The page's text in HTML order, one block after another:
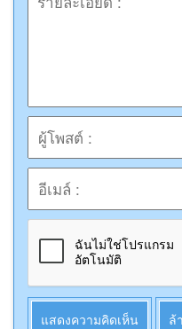
แสดงความคิดเห็น ล้